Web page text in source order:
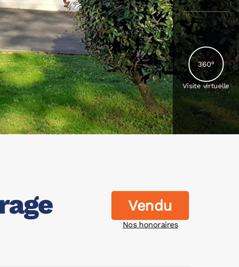
360°
Visite virtuelle
Vendu
Nos honoraires